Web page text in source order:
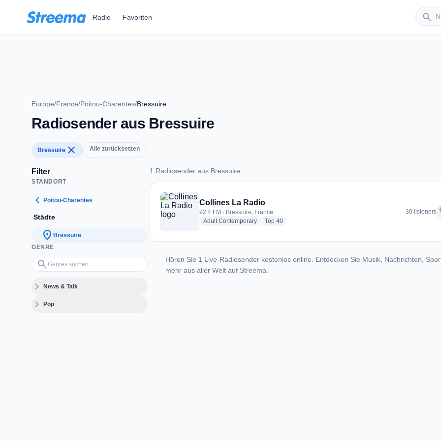
Radio Favoriten search
Sender
Europe/France/Poitou-Charentes/Bressuire
Radiosender aus Bressuire
Bressuire close Alle zurücksetzen
Filter
STANDORT
chevron_left Poitou-Charentes
Städte
location_on Bressuire
GENRE
search
Genres suchen…
expand_moreNews & Talk
expand_morePop
1 Radiosender aus Bressuire
1 Radiosender aus Bressuire
Collines La Radio
92.4 FM · Bressuire, France
Adult Contemporaryradio stations
Top 40radio stations
30 listeners
Hören Sie 1 Live-Radiosender kostenlos online. Entdecken Sie Musik, Nachrichten,
mehr aus aller Welt auf Streema.